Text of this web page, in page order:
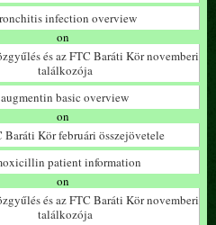
infection overview
on
és az FTC Baráti Kör novemberi
találkozója
augmentin basic overview
on
Baráti Kör februári összejövetele
patient information
on
és az FTC Baráti Kör novemberi
találkozója